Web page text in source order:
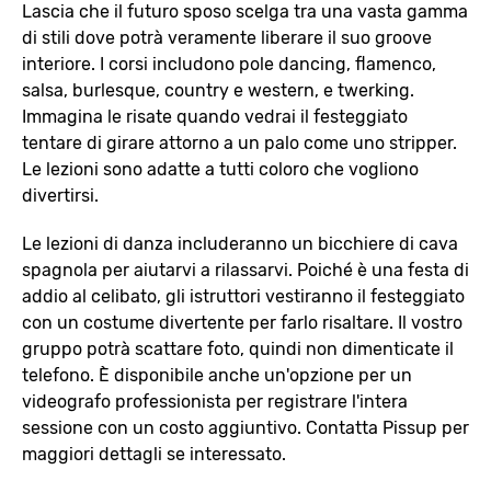
Lascia che il futuro sposo scelga tra una vasta gamma
di stili dove potrà veramente liberare il suo groove
interiore. I corsi includono pole dancing, flamenco,
salsa, burlesque, country e western, e twerking.
Immagina le risate quando vedrai il festeggiato
tentare di girare attorno a un palo come uno stripper.
Le lezioni sono adatte a tutti coloro che vogliono
divertirsi.
Le lezioni di danza includeranno un bicchiere di cava
spagnola per aiutarvi a rilassarvi. Poiché è una festa di
addio al celibato, gli istruttori vestiranno il festeggiato
con un costume divertente per farlo risaltare. Il vostro
gruppo potrà scattare foto, quindi non dimenticate il
telefono. È disponibile anche un'opzione per un
videografo professionista per registrare l'intera
sessione con un costo aggiuntivo. Contatta Pissup per
maggiori dettagli se interessato.